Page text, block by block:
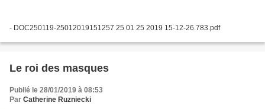
- DOC250119-25012019151257 25 01 25 2019 15-12-26.783.pdf
Le roi des masques
Publié le 28/01/2019 à 08:53
Par Catherine Ruzniecki